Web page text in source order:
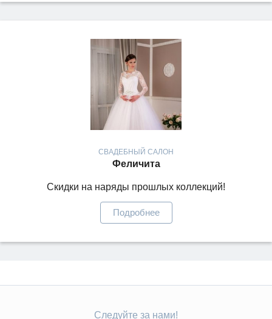
СВАДЕБНЫЙ САЛОН
Феличита
Скидки на наряды прошлых коллекций!
Подробнее
Следуйте за нами!